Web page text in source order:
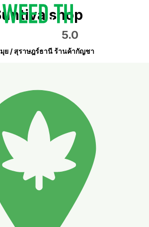
shop
5.0
มุย / สุราษฎร์ธานี ร้านค้ากัญชา